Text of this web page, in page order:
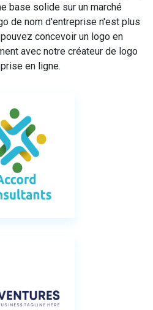
base solide sur un marché
de nom d'entreprise n'est plus
concevoir un logo en
avec notre créateur de logo
en ligne.